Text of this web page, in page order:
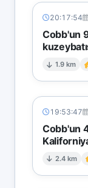
20:17:54
Cobb'un
1.9 km
19:53:47
Cobb'un
2.4 km